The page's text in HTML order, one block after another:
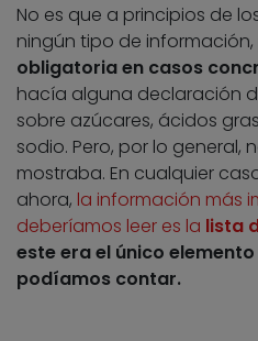
No es que a principios de
ningún tipo de información,
obligatoria en casos
hacía alguna declaración
sobre azúcares, ácidos
sodio. Pero, por lo general,
mostraba. En cualquier
ahora, la información más
deberíamos leer es la lista
este era el único
podíamos contar.